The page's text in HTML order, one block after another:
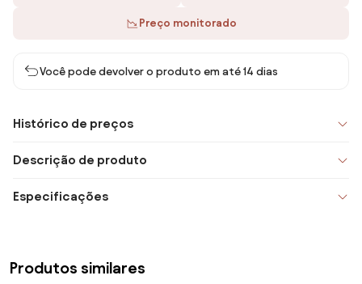
Preço monitorado
Você pode devolver o produto em até 14 dias
Histórico de preços
Descrição de produto
Especificações
Produtos similares